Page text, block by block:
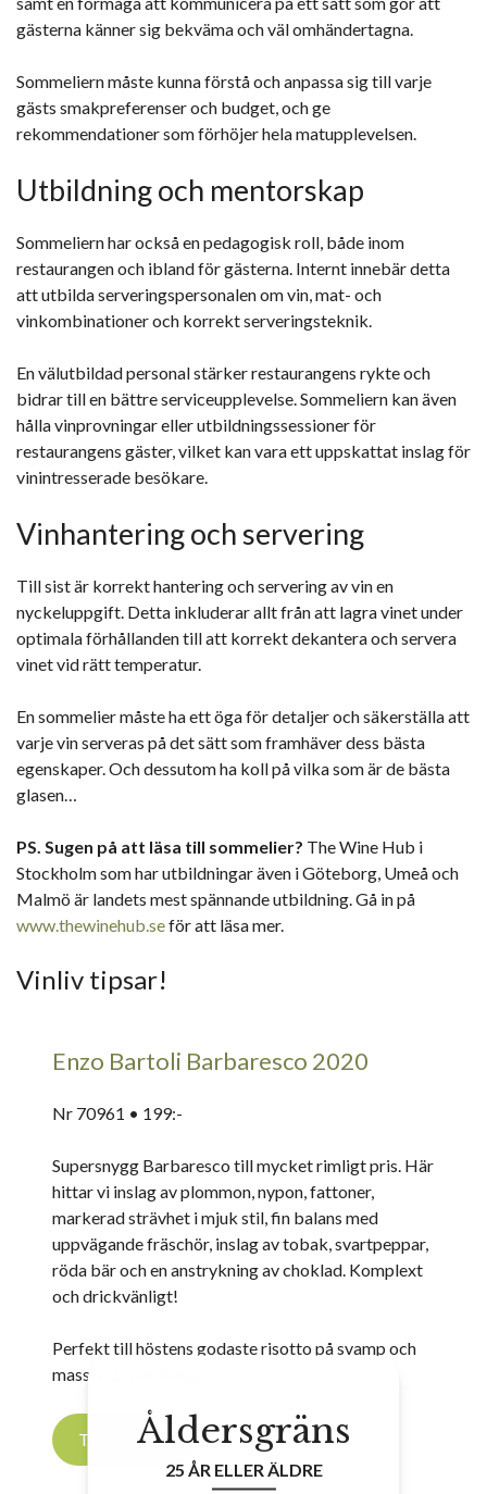
gästerna känner sig bekväma och väl omhändertagna.
Sommeliern måste kunna förstå och anpassa sig till varje
gästs smakpreferenser och budget, och ge
rekommendationer som förhöjer hela matupplevelsen.
Utbildning och mentorskap
Sommeliern har också en pedagogisk roll, både inom
restaurangen och ibland för gästerna. Internt innebär detta
att utbilda serveringspersonalen om vin, mat- och
vinkombinationer och korrekt serveringsteknik.
En välutbildad personal stärker restaurangens rykte och
bidrar till en bättre serviceupplevelse. Sommeliern kan även
hålla vinprovningar eller utbildningssessioner för
restaurangens gäster, vilket kan vara ett uppskattat inslag för
vinintresserade besökare.
Vinhantering och servering
Till sist är korrekt hantering och servering av vin en
nyckeluppgift. Detta inkluderar allt från att lagra vinet under
optimala förhållanden till att korrekt dekantera och servera
vinet vid rätt temperatur.
En sommelier måste ha ett öga för detaljer och säkerställa att
varje vin serveras på det sätt som framhäver dess bästa
egenskaper. Och dessutom ha koll på vilka som är de bästa
glasen…
PS. Sugen på att läsa till sommelier? The Wine Hub i
Stockholm som har utbildningar även i Göteborg, Umeå och
Malmö är landets mest spännande utbildning. Gå in på
www.thewinehub.seför att läsa mer.
Vinliv tipsar!
Enzo Bartoli Barbaresco 2020
Nr 70961 • 199:-
Supersnygg Barbaresco till mycket rimligt pris. Här
hittar vi inslag av plommon, nypon, fattoner,
markerad strävhet i mjuk stil, fin balans med
uppvägande fräschör, inslag av tobak, svartpeppar,
röda bär och en anstrykning av choklad. Komplext
och drickvänligt!
Perfekt till höstens godaste risotto på svamp och
massor av parmesan.
TILL VINETÅldersgräns
25 ÅR ELLER ÄLDRE